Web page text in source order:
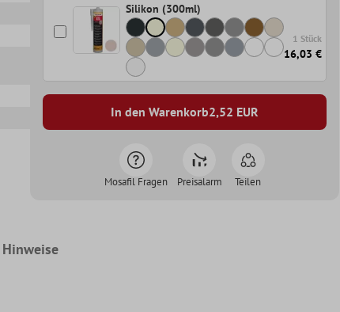
Silikon (300ml)
1 Stück
16,03 €
In den Warenkorb2,52 EUR
Mosafil Fragen Preisalarm Teilen
Hinweise